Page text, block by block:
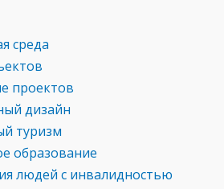
среда
проектов
дизайн
туризм
образование
людей с инвалидностью